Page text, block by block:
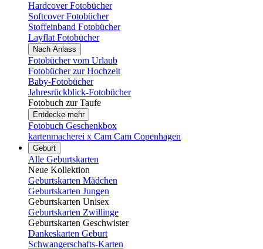
Hardcover Fotobücher
Softcover Fotobücher
Stoffeinband Fotobücher
Layflat Fotobücher
Nach Anlass
Fotobücher vom Urlaub
Fotobücher zur Hochzeit
Baby-Fotobücher
Jahresrückblick-Fotobücher
Fotobuch zur Taufe
Entdecke mehr
Fotobuch Geschenkbox
kartenmacherei x Cam Cam Copenhagen
Geburt
Alle Geburtskarten
Neue Kollektion
Geburtskarten Mädchen
Geburtskarten Jungen
Geburtskarten Unisex
Geburtskarten Zwillinge
Geburtskarten Geschwister
Dankeskarten Geburt
Schwangerschafts-Karten